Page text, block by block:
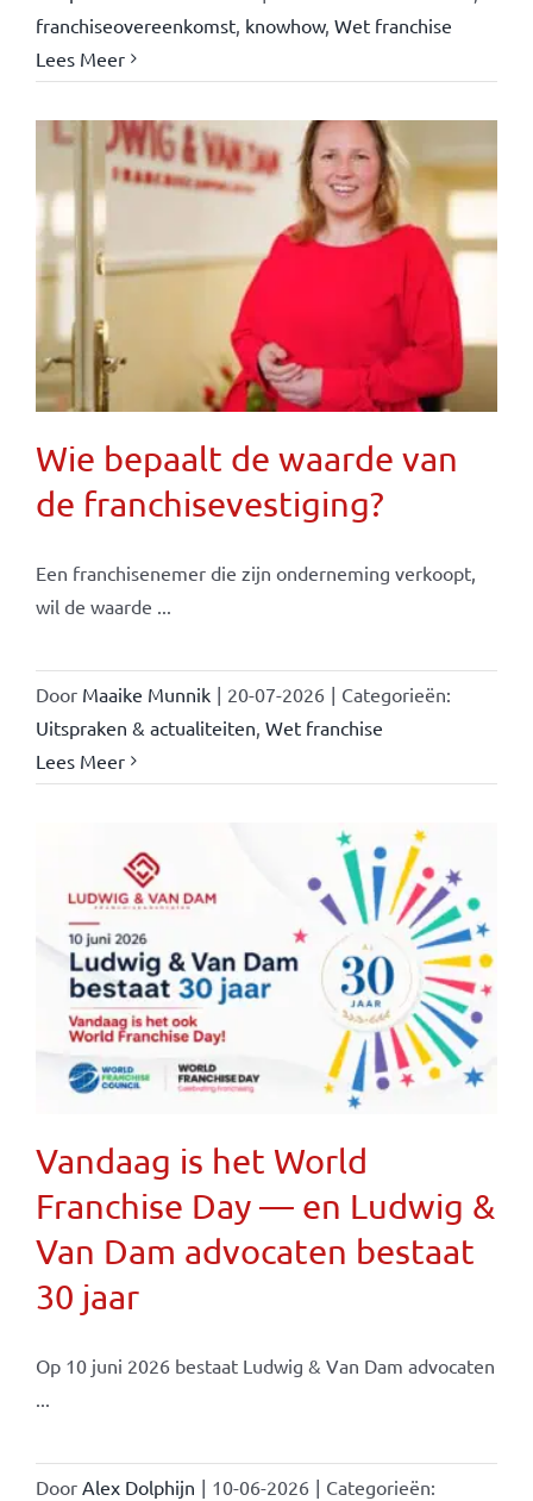
franchiseovereenkomst, knowhow, Wet franchise
Lees Meer
Wie bepaalt de waarde van
de franchisevestiging?
Een franchisenemer die zijn onderneming verkoopt,
wil de waarde ...
Door Maaike Munnik | 20-07-2026 | Categorieën:
Uitspraken & actualiteiten, Wet franchise
Lees Meer
Vandaag is het World
Franchise Day — en Ludwig &
Van Dam advocaten bestaat
30 jaar
Op 10 juni 2026 bestaat Ludwig & Van Dam advocaten
...
Door Alex Dolphijn | 10-06-2026 | Categorieën: